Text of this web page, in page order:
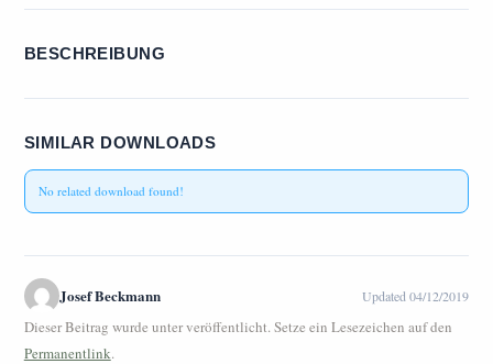
BESCHREIBUNG
SIMILAR DOWNLOADS
No related download found!
Josef Beckmann Updated 04/12/2019
Dieser Beitrag wurde unter veröffentlicht. Setze ein Lesezeichen auf den
Permanentlink.